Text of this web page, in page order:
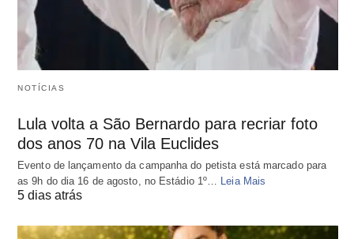
NOTÍCIAS
Lula volta a São Bernardo para recriar foto
dos anos 70 na Vila Euclides
Evento de lançamento da campanha do petista está marcado para
as 9h do dia 16 de agosto, no Estádio 1º… Leia Mais
5 dias atrás